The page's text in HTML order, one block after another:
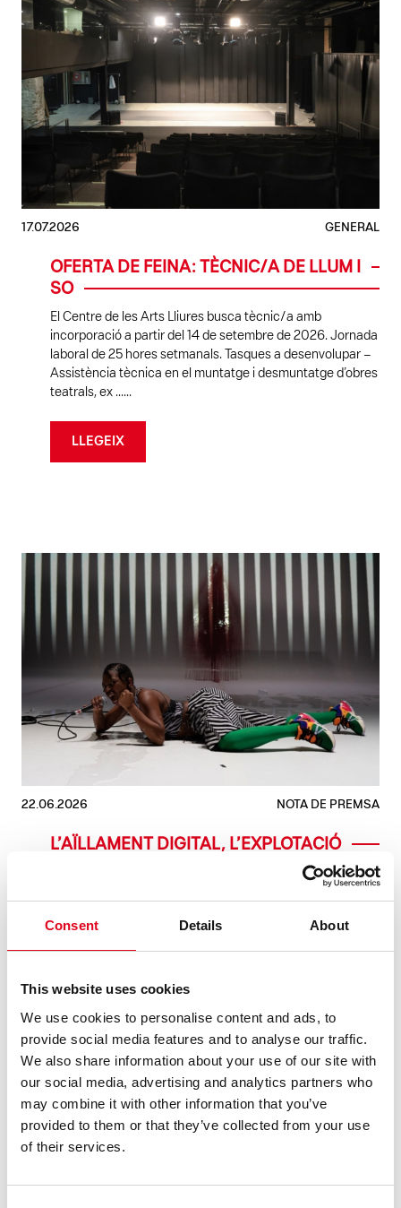
Consent Details About
This website uses cookies
We use cookies to personalise content and ads, to
provide social media features and to analyse our traffic.
We also share information about your use of our site with
our social media, advertising and analytics partners who
may combine it with other information that you’ve
provided to them or that they’ve collected from your use
of their services.
17.07.2026 GENERAL
OFERTA DE FEINA: TÈCNIC/A DE LLUM I
SO
El Centre de les Arts Lliures busca tècnic/a amb
incorporació a partir del 14 de setembre de 2026. Jornada
laboral de 25 hores setmanals. Tasques a desenvolupar –
Assistència tècnica en el muntatge i desmuntatge d’obres
teatrals, ex ......
LLEGEIX
22.06.2026 NOTA DE PREMSA
L’AÏLLAMENT DIGITAL, L’EXPLOTACIÓ
DELS RECURSOS NATURALS I LA FI DE LA
DEL GREC 2026 A LA BROSSA
crítica a l’explotació de l’aigua a l’Àfrica. Qui hi ha del
col·lectiu AMAGA, que es podrà veure del 13 al 22 de juliol,
co ......
LLEGEIX